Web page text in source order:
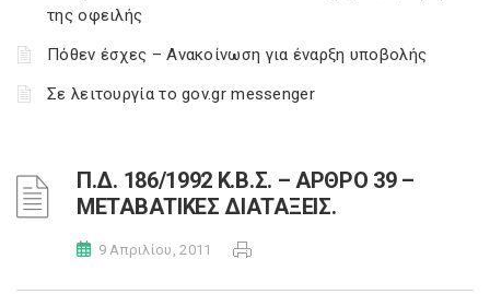
της οφειλής
Πόθεν έσχες – Ανακοίνωση για έναρξη υποβολής
Σε λειτουργία το gov.gr messenger
Π.Δ. 186/1992 Κ.Β.Σ. – ΑΡΘΡΟ 39 –
ΜΕΤΑΒΑΤΙΚΕΣ ΔΙΑΤΑΞΕΙΣ.
9 Απριλίου, 2011